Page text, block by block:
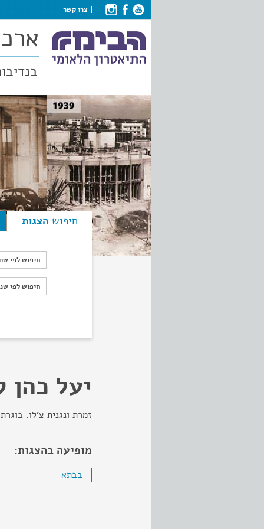
צרו קשר
חיפוש הצגות
חיפוש לפי
חיפוש לפי
חיפוש לפי
יעל כהן
זמרת ונגנית צ'לו.
מופיעה בהצגות:
בבתא